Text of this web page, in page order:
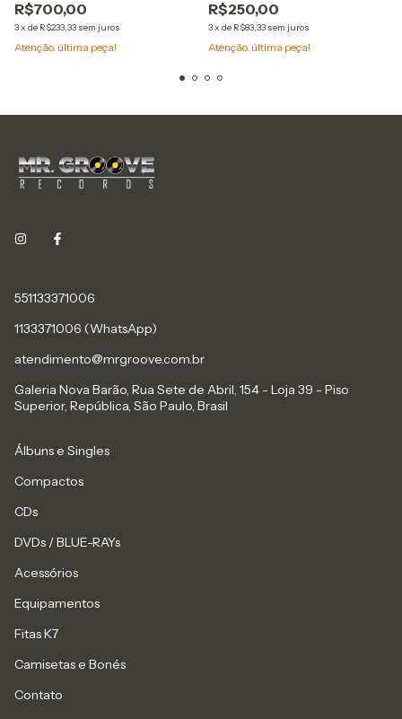
R$700,00
3x de R$233,33 sem juros
Atenção, última peça!
R$250,00
3x de R$83,33 sem juros
Atenção, última peça!
551133371006
1133371006 (WhatsApp)
atendimento@mrgroove.com.br
Galeria Nova Barão, Rua Sete de Abril, 154 - Loja 39 - Piso
Superior, República, São Paulo, Brasil
Álbuns e Singles
Compactos
CDs
DVDs / BLUE-RAYs
Acessórios
Equipamentos
Fitas K7
Camisetas e Bonés
Contato